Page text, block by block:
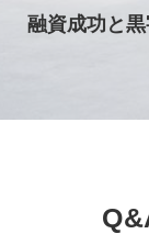
融資成功と